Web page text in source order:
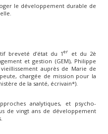
le développement durable de
breveté d’état du 1er
et du 2è
et gestion (GEM), Philippe
auprès de Marie de
chargée de mission pour la
de la santé, écrivain*).
analytiques, et psycho-
de vingt ans de développement